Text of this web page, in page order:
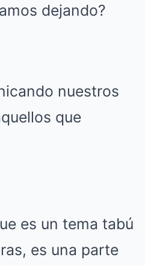
dejando?
nuestros
que
es un tema tabú
es una parte